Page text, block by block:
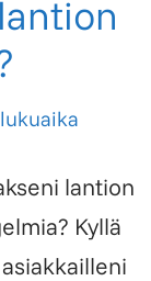
lantion
Kyllä